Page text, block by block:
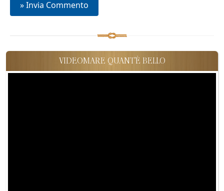
VIDEOMARE QUANT'È BELLO